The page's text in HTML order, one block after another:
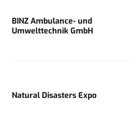
BINZ Ambulance- und
Umwelttechnik GmbH
Natural Disasters Expo